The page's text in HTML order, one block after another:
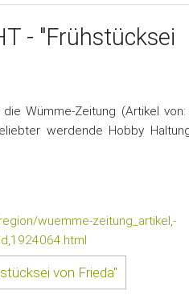
- "Frühstücksei
Wümme-Zeitung (Artikel von:
werdende Hobby
wuemme-zeitung_artikel,-
von Frieda"